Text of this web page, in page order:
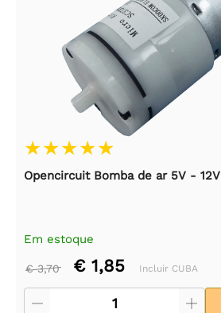
Opencircuit Bomba de ar 5V - 12V
Em estoque
€ 3,70 € 1,85 Incluir CUBA